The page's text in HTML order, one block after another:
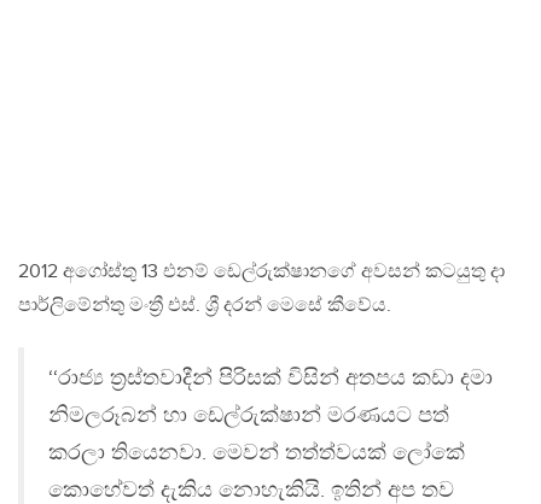
2012 අගෝස්තු 13 එනම් ඩෙල්රුක්ෂානගේ අවසන් කටයුතු දා
පාර්ලිමේන්තු මංත්‍රී එස්. ශ්‍රී දරන් මෙසේ කීවේය.
‘‘රාජ්‍ය ත‍්‍රස්තවාදීන් පිරිසක් විසින් අතපය කඩා දමා
නිමලරූබන් හා ඩෙල්රුක්ෂාන් මරණයට පත්
කරලා තියෙනවා. මෙවන් තත්ත්වයක් ලෝකේ
කොහේවත් දැකිය නොහැකියි. ඉතින් අප තව